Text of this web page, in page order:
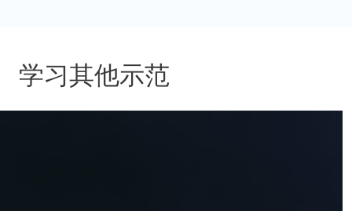
学习其他示范